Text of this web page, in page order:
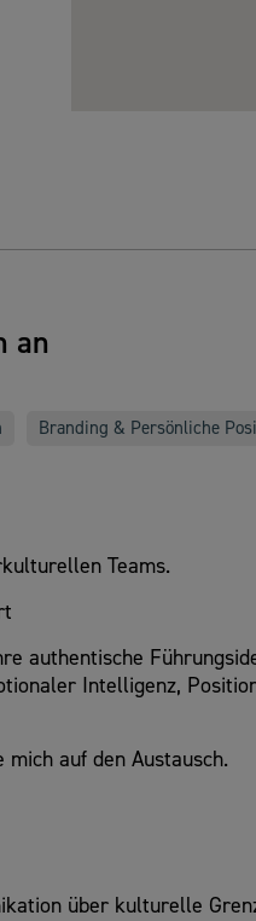
an
Branding & Persönliche
Teams.
authentische
Intelligenz,
auf den Austausch.
über kulturelle